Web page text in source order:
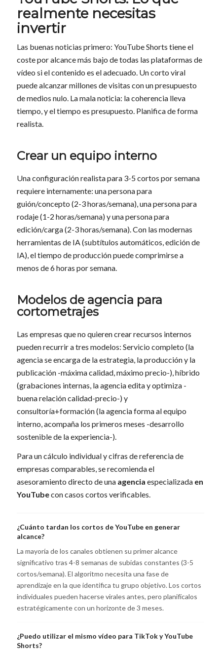
realmente necesitas
invertir
Las buenas noticias primero: YouTube Shorts tiene el
coste por alcance más bajo de todas las plataformas de
vídeo si el contenido es el adecuado. Un corto viral
puede alcanzar millones de visitas con un presupuesto
de medios nulo. La mala noticia: la coherencia lleva
tiempo, y el tiempo es presupuesto. Planifica de forma
realista.
Crear un equipo interno
Una configuración realista para 3-5 cortos por semana
requiere internamente: una persona para
guión/concepto (2-3 horas/semana), una persona para
rodaje (1-2 horas/semana) y una persona para
edición/carga (2-3 horas/semana). Con las modernas
herramientas de IA (subtítulos automáticos, edición de
IA), el tiempo de producción puede comprimirse a
menos de 6 horas por semana.
Modelos de agencia para
cortometrajes
Las empresas que no quieren crear recursos internos
pueden recurrir a tres modelos: Servicio completo (la
agencia se encarga de la estrategia, la producción y la
publicación -máxima calidad, máximo precio-), híbrido
(grabaciones internas, la agencia edita y optimiza -
buena relación calidad-precio-) y
consultoría+formación (la agencia forma al equipo
interno, acompaña los primeros meses -desarrollo
sostenible de la experiencia-).
Para un cálculo individual y cifras de referencia de
empresas comparables, se recomienda el
asesoramiento directo de una agencia especializada en
YouTubecon casos cortos verificables.
¿Cuánto tardan los cortos de YouTube en generar
alcance?
La mayoría de los canales obtienen su primer alcance
significativo tras 4-8 semanas de subidas constantes (3-5
cortos/semana). El algoritmo necesita una fase de
aprendizaje en la que identifica tu grupo objetivo. Los cortos
individuales pueden hacerse virales antes, pero planifícalos
estratégicamente con un horizonte de 3 meses.
¿Puedo utilizar el mismo vídeo para TikTok y YouTube
Shorts?